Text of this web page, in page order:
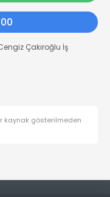
Çakıroğlu İş
kaynak gösterilmeden